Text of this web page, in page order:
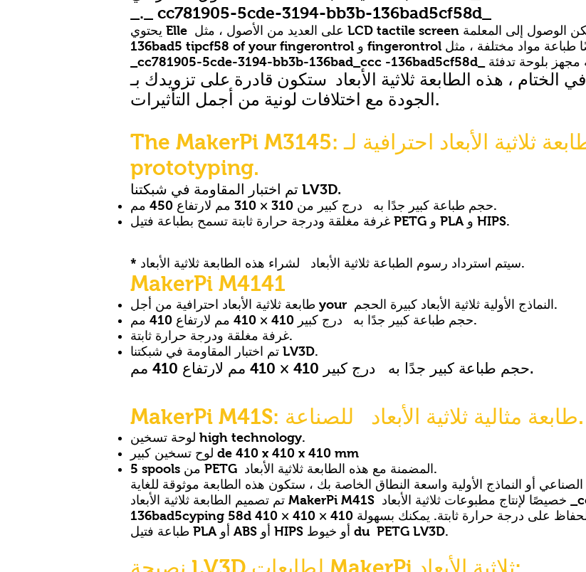
_._ cc781905-5cde-3194-bb3b-136bad5cf58d_
يحتوي Elle على العديد من الأصول ، مثل LCD tactile screen حيث يمكن الوصول إلى المعلمة_cc781905-5cde-3194-bb3b-
136bad5 tipcf58 of your fingerontrol و fingerontrol يمكن أيضًا طباعة مواد مختلفة ، مثل the PLA، the flexible fil تنت،
في الختام ، هذه الطابعة ثلاثية الأبعاد ستكون قادرة على تزويدك بـ &quot;مطبوعات&quot; عالية
الجودة مع اختلافات لونية من أجمل التأثيرات.
The MakerPi M3145: طابعة ثلاثية الأبعاد احترافية لـ your large size 3D
prototyping.
تم اختبار المقاومة في شبكتنا LV3D.
حجم طباعة كبير جدًا به درج كبير من 310 × 310 مم لارتفاع 450 مم.
غرفة مغلقة ودرجة حرارة ثابتة تسمح بطباعة فتيل PETG و PLA و HIPS.
* سيتم استرداد رسوم الطباعة ثلاثية الأبعاد لشراء هذه الطابعة ثلاثية الأبعاد.
MakerPi M4141
طابعة ثلاثية الأبعاد احترافية من أجل your النماذج الأولية ثلاثية الأبعاد كبيرة الحجم.
حجم طباعة كبير جدًا به درج كبير 410 × 410 مم لارتفاع 410 مم.
غرفة مغلقة ودرجة حرارة ثابتة.
تم اختبار المقاومة في شبكتنا LV3D.
حجم طباعة كبير جدًا به درج كبير 410 × 410 مم لارتفاع 410 مم.
MakerPi M41S: طابعة مثالية ثلاثية الأبعاد للصناعة.
لوحة تسخين high technology.
لوح تسخين كبير de 410 x 410 x 410 mm
5 spools من PETG المضمنة مع هذه الطابعة ثلاثية الأبعاد.
تم تصميم الطابعة ثلاثية الأبعاد MakerPi M41S خصيصًا لإنتاج مطبوعات ثلاثية الأبعاد _cc781905-5cde-3194-bb3b-
136bad5cyping 58d 410 × 410 × 410 مم مع سطح سرير ساخن وحجرة مغلقة للحفاظ على درجة حرارة ثابتة. يمكنك بسهولة
طباعة فتيل PLA أو ABS أو HIPS أو خيوط du PETG LV3D.
نصيحة LV3D لطابعات MakerPi ثلاثية الأبعاد: